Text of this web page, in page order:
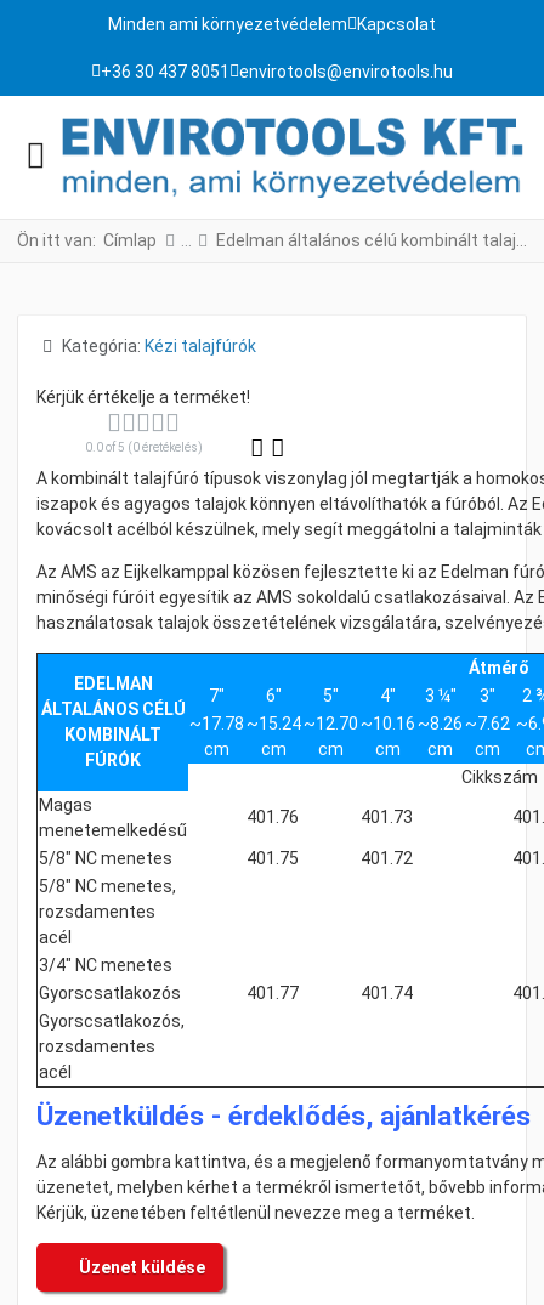
Minden ami környezetvédelem Kapcsolat
+36 30 437 8051 envirotools@envirotools.hu
Ön itt van: Címlap Edelman általános célú kombinált talajfúrók
Részletek
Kategória: Kézi talajfúrók
0.0 of 5 (0 éretékelés)
A kombinált talajfúró típusok viszonylag jól megtartják a
iszapok és agyagos talajok könnyen eltávolíthatók a fúróból. Az
kovácsolt acélból készülnek, mely segít meggátolni a
Az AMS az Eijkelkamppal közösen fejlesztette ki az Edelman
minőségi fúróit egyesítik az AMS sokoldalú csatlakozásaival. Az
használatosak talajok összetételének vizsgálatára,
EDELMAN
ÁLTALÁNOS CÉLÚ
KOMBINÁLT
FÚRÓK
Átmérő
7"
6" 5" 4" 3 ¼" 3"
2
~17.78
cm
~15.24
cm
~12.70
cm
~10.16
cm
~8.26
cm
~7.62
cm
Cikkszám
Magas
menetemelkedésű
401.76 401.73
5/8" NC menetes 401.75 401.72
5/8" NC menetes,
rozsdamentes
acél
3/4" NC menetes
Gyorscsatlakozós
401.77 401.74
Gyorscsatlakozós,
rozsdamentes
acél
Üzenetküldés - érdeklődés, ajánlatkérés
Az alábbi gombra kattintva, és a megjelenő formanyomtatvány
üzenetet, melyben kérhet a termékről ismertetőt, bővebb
Kérjük, üzenetében feltétlenül nevezze meg a terméket.
Üzenet küldése